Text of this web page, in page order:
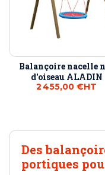
Balançoire nacelle
d'oiseau ALADIN
2 455,00 €HT
Des
portiques